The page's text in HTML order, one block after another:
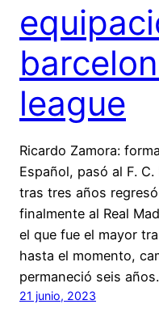
league
Ricardo Zamora:
Español, pasó al F.
tras tres años
finalmente al Real
el que fue el mayor
hasta el momento,
permaneció seis
21 junio, 2023